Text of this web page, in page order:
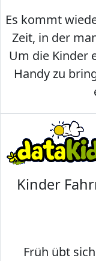
Es kommt
Zeit, in der
Um die Kinder
Handy zu
Kinder
Früh übt